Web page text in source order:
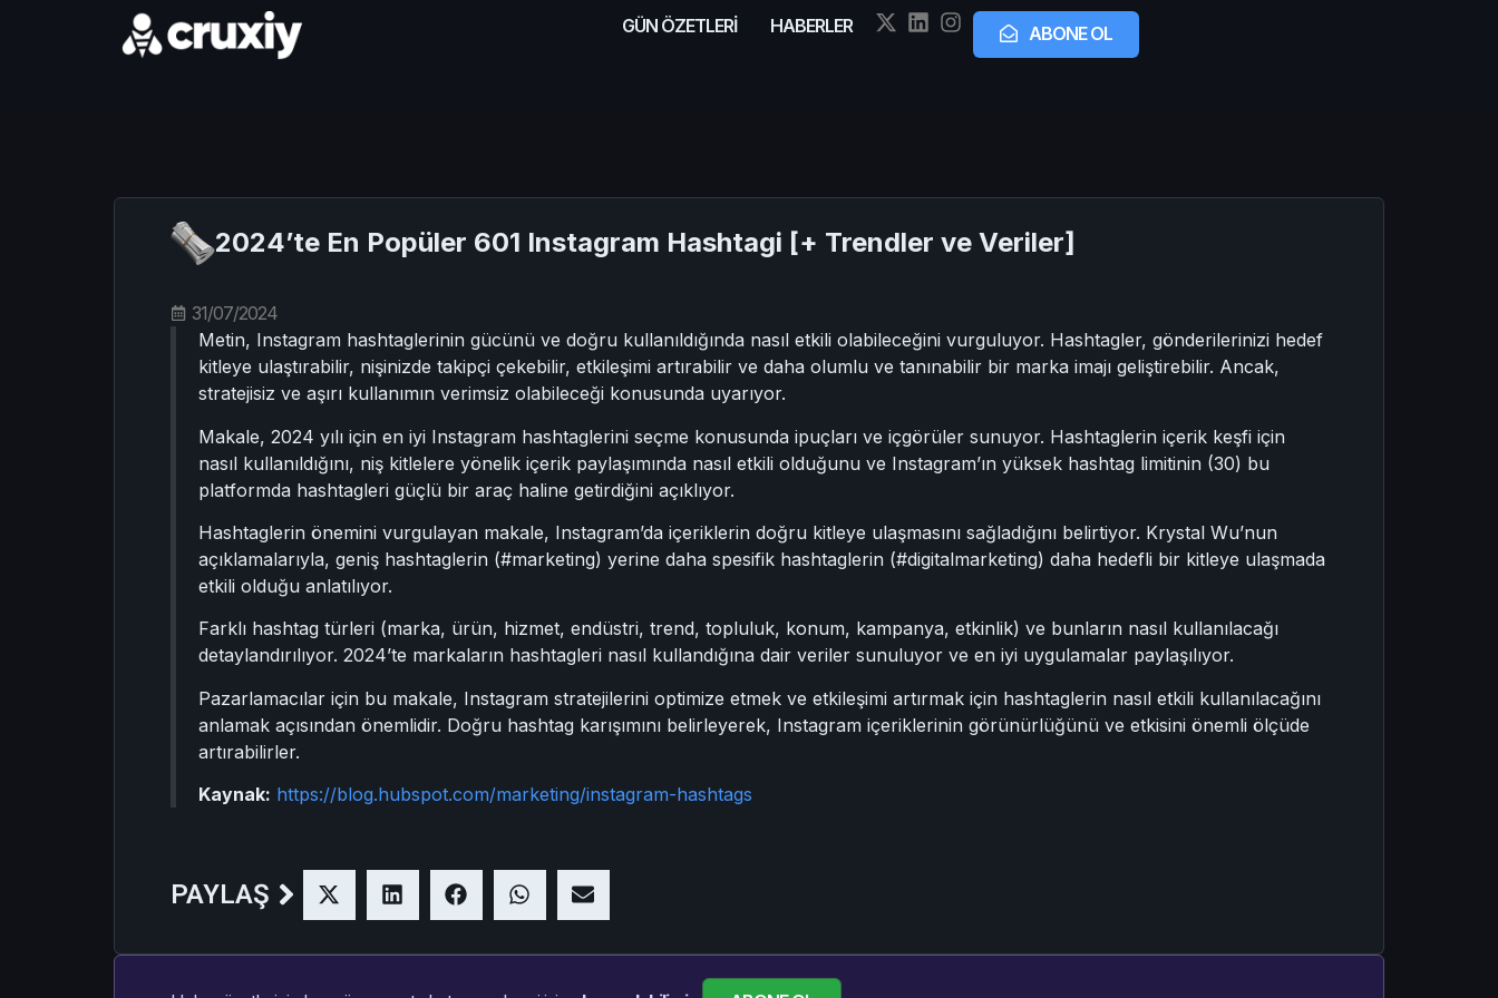
GÜN ÖZETLERİ HABERLER ABONE OL
2024’te En Popüler 601 Instagram Hashtagi [+ Trendler ve Veriler]
31/07/2024
Metin, Instagram hashtaglerinin gücünü ve doğru kullanıldığında nasıl etkili olabileceğini vurguluyor. Hashtagler, gönderilerinizi hedef
kitleye ulaştırabilir, nişinizde takipçi çekebilir, etkileşimi artırabilir ve daha olumlu ve tanınabilir bir marka imajı geliştirebilir. Ancak,
stratejisiz ve aşırı kullanımın verimsiz olabileceği konusunda uyarıyor.
Makale, 2024 yılı için en iyi Instagram hashtaglerini seçme konusunda ipuçları ve içgörüler sunuyor. Hashtaglerin içerik keşfi için
nasıl kullanıldığını, niş kitlelere yönelik içerik paylaşımında nasıl etkili olduğunu ve Instagram’ın yüksek hashtag limitinin (30) bu
platformda hashtagleri güçlü bir araç haline getirdiğini açıklıyor.
Hashtaglerin önemini vurgulayan makale, Instagram’da içeriklerin doğru kitleye ulaşmasını sağladığını belirtiyor. Krystal Wu’nun
açıklamalarıyla, geniş hashtaglerin (#marketing) yerine daha spesifik hashtaglerin (#digitalmarketing) daha hedefli bir kitleye ulaşmada
etkili olduğu anlatılıyor.
Farklı hashtag türleri (marka, ürün, hizmet, endüstri, trend, topluluk, konum, kampanya, etkinlik) ve bunların nasıl kullanılacağı
detaylandırılıyor. 2024’te markaların hashtagleri nasıl kullandığına dair veriler sunuluyor ve en iyi uygulamalar paylaşılıyor.
Pazarlamacılar için bu makale, Instagram stratejilerini optimize etmek ve etkileşimi artırmak için hashtaglerin nasıl etkili kullanılacağını
anlamak açısından önemlidir. Doğru hashtag karışımını belirleyerek, Instagram içeriklerinin görünürlüğünü ve etkisini önemli ölçüde
artırabilirler.
Kaynak: https://blog.hubspot.com/marketing/instagram-hashtags
PAYLAŞ